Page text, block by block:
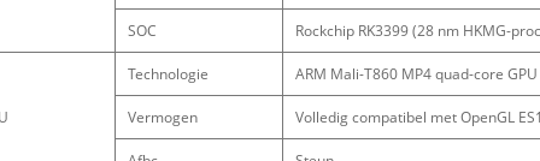
SOC Rockchip RK3399 (28 nm HKMG-
Technologie ARM Mali-T860 MP4 quad-core GPU
Vermogen Volledig compatibel met OpenGL